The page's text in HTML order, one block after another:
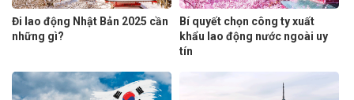
Đi lao động Nhật Bản 2025 cần
những gì?
Bí quyết chọn công ty xuất
khẩu lao động nước ngoài uy
tín